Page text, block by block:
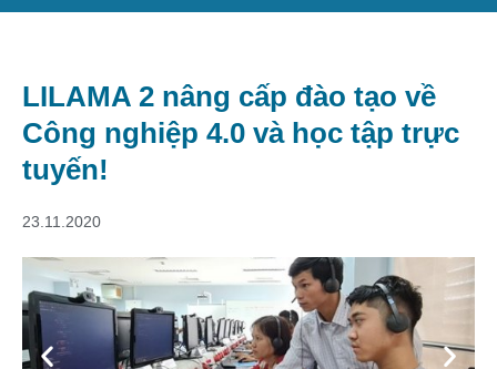
LILAMA 2 nâng cấp đào tạo về
Công nghiệp 4.0 và học tập trực
tuyến!
23.11.2020
Previous Next